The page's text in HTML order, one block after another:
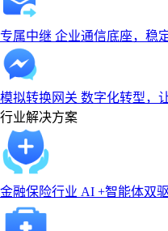
专属中继 企业通信底座，稳
模拟转换网关 数字化转型，
行业解决方案
金融保险行业 AI +智能体双